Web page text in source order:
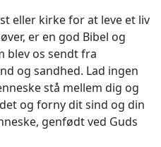
eller kirke for at leve et liv
er en god Bibel og
blev os sendt fra
og sandhed. Lad ingen
stå mellem dig og
og forny dit sind og din
genfødt ved Guds